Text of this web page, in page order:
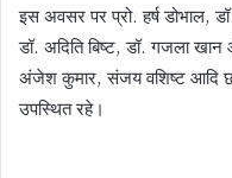
इस अवसर पर प्रो. हर्ष डोभाल,
डॉ. अदिति बिष्ट, डॉ. गजला
अंजेश कुमार, संजय वशिष्ट आदि
उपस्थित रहे।